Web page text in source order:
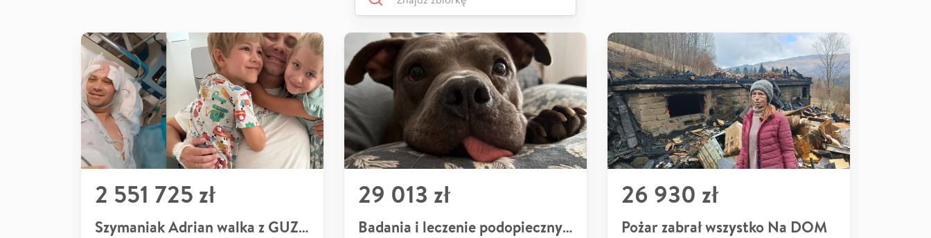
2 551 725 zł
Szymaniak Adrian walka z GUZEM
29 013 zł
Badania i leczenie podopiecznych
26 930 zł
Pożar zabrał wszystko Na DOM